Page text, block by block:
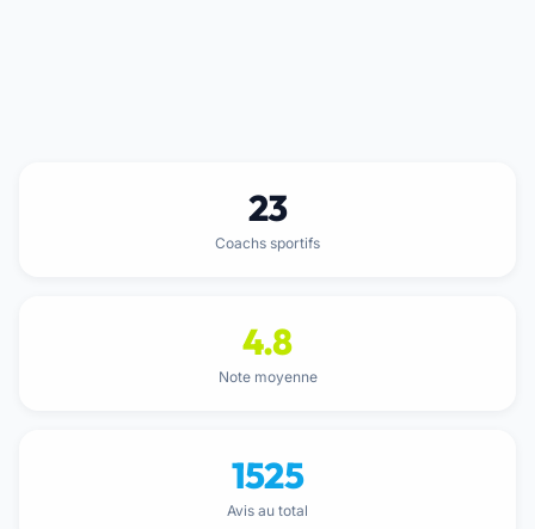
23
Coachs sportifs
4.8
Note moyenne
1525
Avis au total